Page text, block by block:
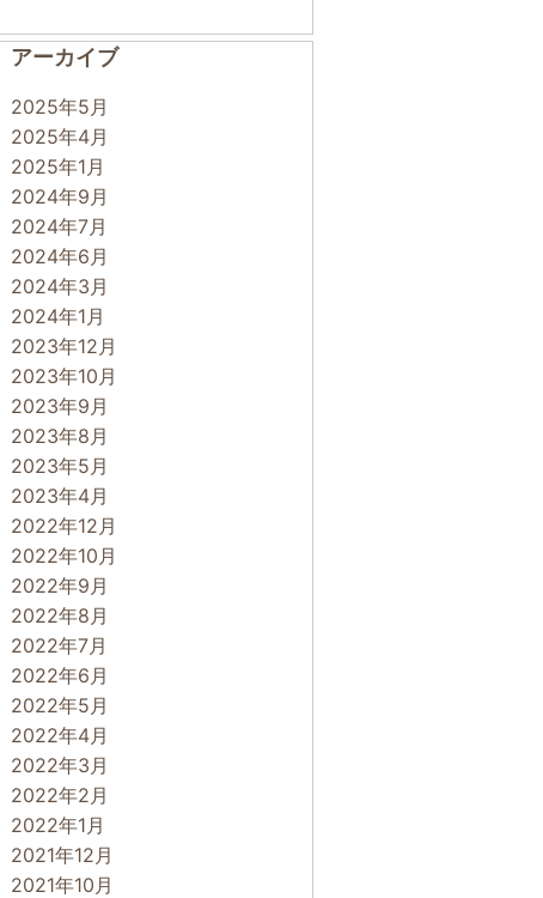
アーカイブ
2025年5月
2025年4月
2025年1月
2024年9月
2024年7月
2024年6月
2024年3月
2024年1月
2023年12月
2023年10月
2023年9月
2023年8月
2023年5月
2023年4月
2022年12月
2022年10月
2022年9月
2022年8月
2022年7月
2022年6月
2022年5月
2022年4月
2022年3月
2022年2月
2022年1月
2021年12月
2021年10月